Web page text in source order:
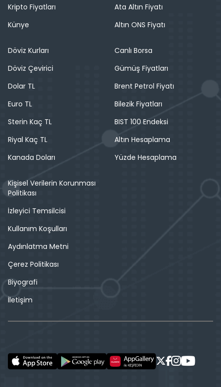
Kripto Fiyatları
Künye
Ata Altın Fiyatı
Altın ONS Fiyatı
Döviz Kurları
Döviz Çevirici
Dolar TL
Euro TL
Sterin Kaç TL
Riyal Kaç TL
Kanada Doları
Canlı Borsa
Gümüş Fiyatları
Brent Petrol Fiyatı
Bilezik Fiyatları
BIST 100 Endeksi
Altın Hesaplama
Yüzde Hesaplama
Kişisel Verilerin Korunması
Politikası
İzleyici Temsilcisi
Kullanım Koşulları
Aydınlatma Metni
Çerez Politikası
Biyografi
İletişim